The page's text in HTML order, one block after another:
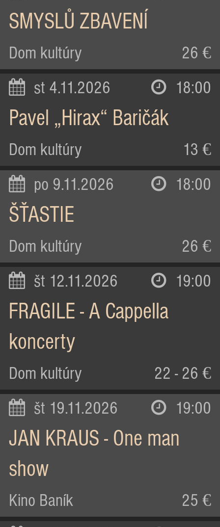
SMYSLŮ ZBAVENÍ
Dom kultúry 26 €
st 4.11.2026 18:00
Pavel „Hirax“ Baričák
Dom kultúry 13 €
po 9.11.2026 18:00
ŠŤASTIE
Dom kultúry 26 €
št 12.11.2026 19:00
FRAGILE - A Cappella
koncerty
Dom kultúry 22 - 26 €
št 19.11.2026 19:00
JAN KRAUS - One man
show
Kino Baník 25 €